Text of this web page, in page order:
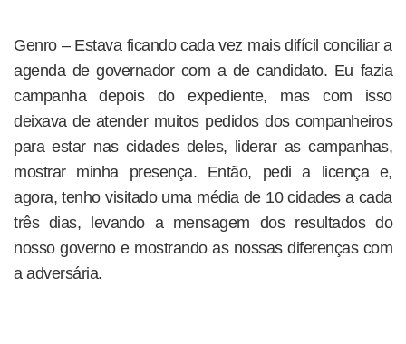
Genro – Estava ficando cada vez mais difícil conciliar a
agenda de governador com a de candidato. Eu fazia
campanha depois do expediente, mas com isso
deixava de atender muitos pedidos dos companheiros
para estar nas cidades deles, liderar as campanhas,
mostrar minha presença. Então, pedi a licença e,
agora, tenho visitado uma média de 10 cidades a cada
três dias, levando a mensagem dos resultados do
nosso governo e mostrando as nossas diferenças com
a adversária.